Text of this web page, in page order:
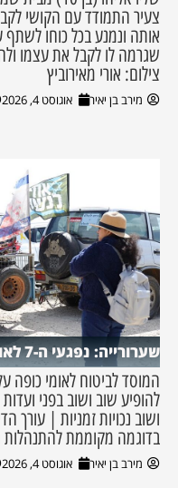
צעיר התמודד עם הקושי
אותה ונמנע בכל כוחו לשתף
שגרמה לו לקבל את עצמו
צילום: אורי מאירוביץ
מירב בן יאיר אוגוסט 4, 2026
שערורייה: נפגעי ה-7 לאוקטובר ממשיכים להיפגע
להופיע שוב ושוב בפני
ושוב נכויות זמניות | עורך
בדוגמה מקוממת להתנהלות
מירב בן יאיר אוגוסט 4, 2026